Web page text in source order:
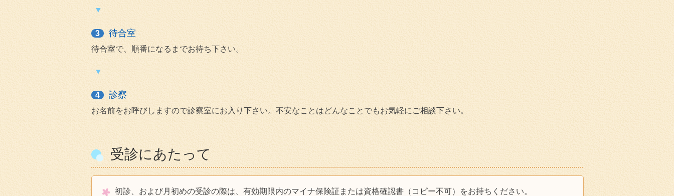
3 待合室
待合室で、順番になるまでお待ち下さい。
4 診察
お名前をお呼びしますので診察室にお入り下さい。不安なことはどんなことでもお気軽にご相談下さい。
受診にあたって
初診、および月初めの受診の際は、有効期限内のマイナ保険証または資格確認書（コピー不可）をお持ちください。